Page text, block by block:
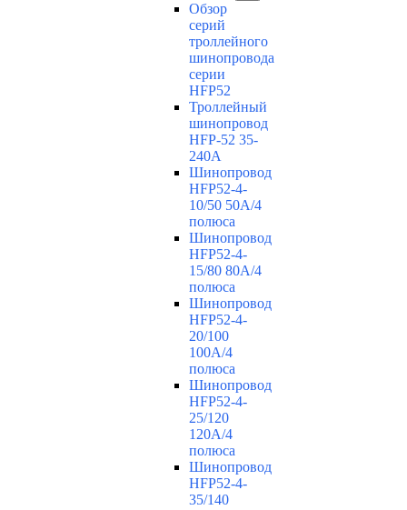
Обзор
серий
троллейного
шинопровода
серии
HFP52
Троллейный
шинопровод
HFP-52 35-
240А
Шинопровод
HFP52-4-
10/50 50A/4
полюса
Шинопровод
HFP52-4-
15/80 80A/4
полюса
Шинопровод
HFP52-4-
20/100
100А/4
полюса
Шинопровод
HFP52-4-
25/120
120А/4
полюса
Шинопровод
HFP52-4-
35/140